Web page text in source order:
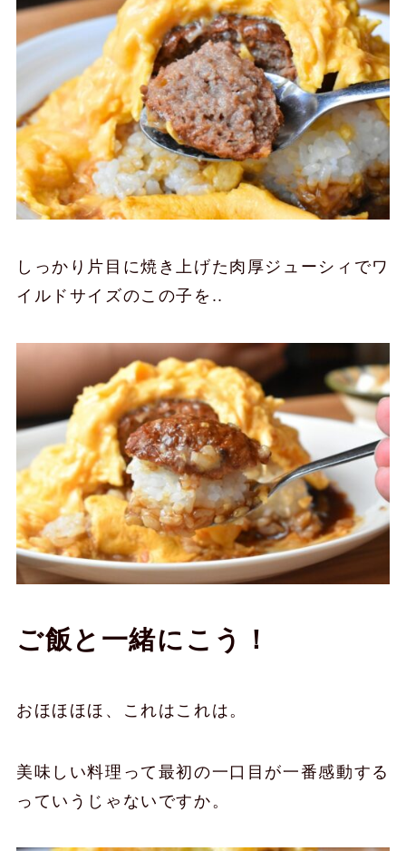
しっかり片目に焼き上げた肉厚ジューシィでワ
イルドサイズのこの子を..
ご飯と一緒にこう！
おほほほほ、これはこれは。
美味しい料理って最初の一口目が一番感動する
っていうじゃないですか。